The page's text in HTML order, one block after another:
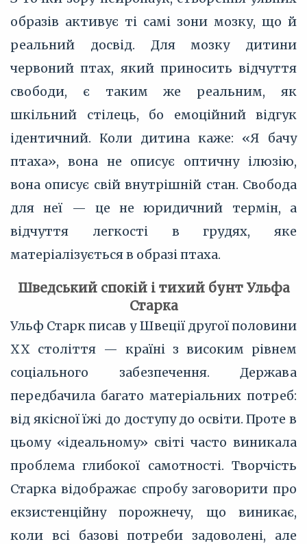
образів активує ті самі зони мозку, що й
реальний досвід. Для мозку дитини
червоний птах, який приносить відчуття
свободи, є таким же реальним, як
шкільний стілець, бо емоційний відгук
ідентичний. Коли дитина каже: «Я бачу
птаха», вона не описує оптичну ілюзію,
вона описує свій внутрішній стан. Свобода
для неї — це не юридичний термін, а
відчуття легкості в грудях, яке
матеріалізується в образі птаха.
Шведський спокій і тихий бунт Ульфа
Старка
Ульф Старк писав у Швеції другої половини
XX століття — країні з високим рівнем
соціального забезпечення. Держава
передбачила багато матеріальних потреб:
від якісної їжі до доступу до освіти. Проте в
цьому «ідеальному» світі часто виникала
проблема глибокої самотності. Творчість
Старка відображає спробу заговорити про
екзистенційну порожнечу, що виникає,
коли всі базові потреби задоволені, але